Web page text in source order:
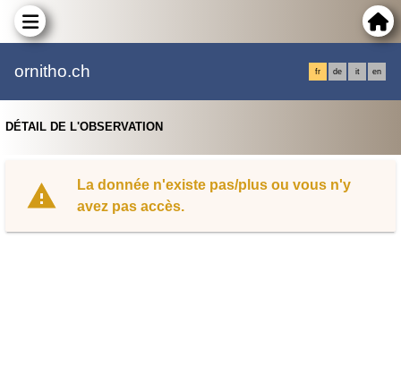
ornitho.ch fr de it en
DÉTAIL DE L'OBSERVATION
La donnée n'existe pas/plus ou vous n'y
avez pas accès.